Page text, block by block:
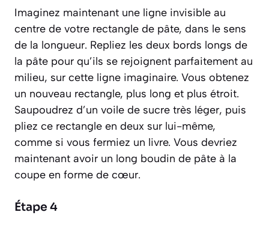
Imaginez maintenant une ligne invisible au
centre de votre rectangle de pâte, dans le sens
de la longueur. Repliez les deux bords longs de
la pâte pour qu’ils se rejoignent parfaitement au
milieu, sur cette ligne imaginaire. Vous obtenez
un nouveau rectangle, plus long et plus étroit.
Saupoudrez d’un voile de sucre très léger, puis
pliez ce rectangle en deux sur lui-même,
comme si vous fermiez un livre. Vous devriez
maintenant avoir un long boudin de pâte à la
coupe en forme de cœur.
Étape 4